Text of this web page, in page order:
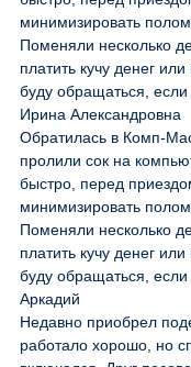
минимизировать
Поменяли несколько
платить кучу денег
буду обращаться,
Ирина Александровна
Обратилась в Комп-
пролили сок на
быстро, перед
минимизировать
Поменяли несколько
платить кучу денег
буду обращаться,
Аркадий
Недавно приобрел
работало хорошо, но